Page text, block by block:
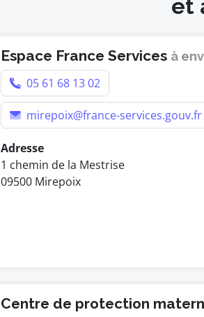
et
Espace France Services à
05 61 68 13 02
mirepoix@france-services.gouv.fr
Adresse
1 chemin de la Mestrise
09500 Mirepoix
Centre de protection